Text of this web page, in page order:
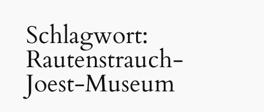
Schlagwort:
Rautenstrauch-
Joest-Museum